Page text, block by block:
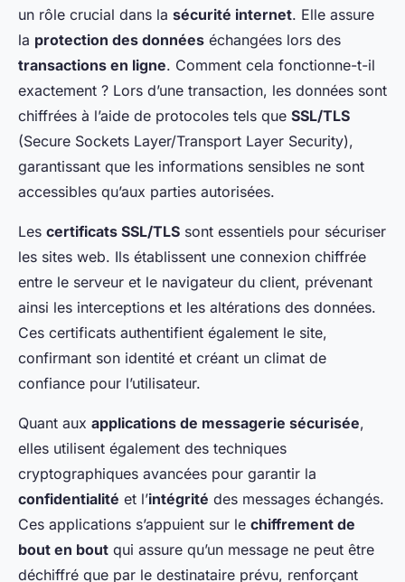
un rôle crucial dans la sécurité internet. Elle assure
la protection des données échangées lors des
transactions en ligne. Comment cela fonctionne-t-il
exactement ? Lors d’une transaction, les données sont
chiffrées à l’aide de protocoles tels que SSL/TLS
(Secure Sockets Layer/Transport Layer Security),
garantissant que les informations sensibles ne sont
accessibles qu’aux parties autorisées.
Les certificats SSL/TLS sont essentiels pour sécuriser
les sites web. Ils établissent une connexion chiffrée
entre le serveur et le navigateur du client, prévenant
ainsi les interceptions et les altérations des données.
Ces certificats authentifient également le site,
confirmant son identité et créant un climat de
confiance pour l’utilisateur.
Quant aux applications de messagerie sécurisée,
elles utilisent également des techniques
cryptographiques avancées pour garantir la
confidentialité et l’intégrité des messages échangés.
Ces applications s’appuient sur le chiffrement de
bout en bout qui assure qu’un message ne peut être
déchiffré que par le destinataire prévu, renforçant